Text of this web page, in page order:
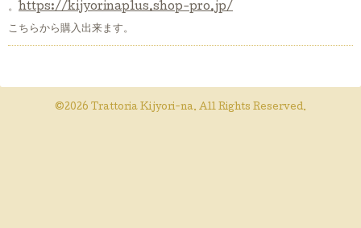
。 https://kijyorinaplus.shop-pro.jp/
こちらから購入出来ます。
©2026 Trattoria Kijyori-na. All Rights Reserved.